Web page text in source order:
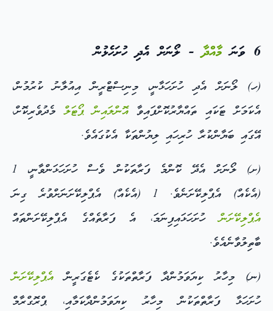
6 ވަނަ މާއްދާ- ލޯނަށް އެދި ހުށަހެޅުން
(ހ) ލޯނަށް އެދި ހުށަހަޅާނީ، މިނިސްޓްރީން އިއުލާނު ކުރުމުން،
އެކަމަށް ޓަކައި ތައްޔާރުކޮށްފައިވާއޮންލައިން ޕޯޓަލްމެދުވެރިކޮށް،
އޭގައި ބަޔާންކުރާ ހުރިހައި ލިޔުންތަކާ އެކުގައެވެ.
(ށ) ލޯނަށް އެދޭ ކޮންމެ ފަރާތަކުން ވެސް ހުށަހަޅަންވާނީ، 1
(އެކެއް) އެޕްލިކޭށަނެވެ. 1 (އެކެއް) އެޕްލިކޭށަނަށްވުރެ ގިނަ
އެޕްލިކޭށަންހުށަހަޅައިފިނަމަ، އެ ފަރާތެއްގެ އެޕްލިކޭށަންތައް
ބާތިލުވާނެއެވެ.
(ނ) މިހާރު ކިޔަވަމުންދާ ފަރާތްތަކުގެ ކެޓެގަރީން އެޕްލިކޭށަން
ހުށަހަޅާ ފަރާތްތަކުން މިހާރު ކިޔަވަމުންދާކަމާއި، ޕްރޮގްރާމް